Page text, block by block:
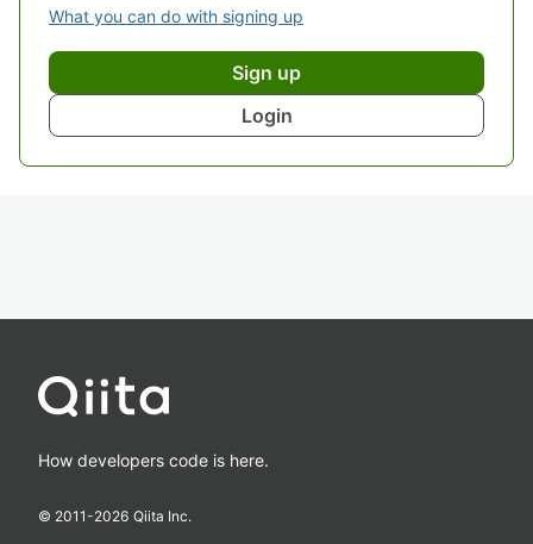
What you can do with signing up
Sign up
Login
How developers code is here.
© 2011-2026 Qiita Inc.